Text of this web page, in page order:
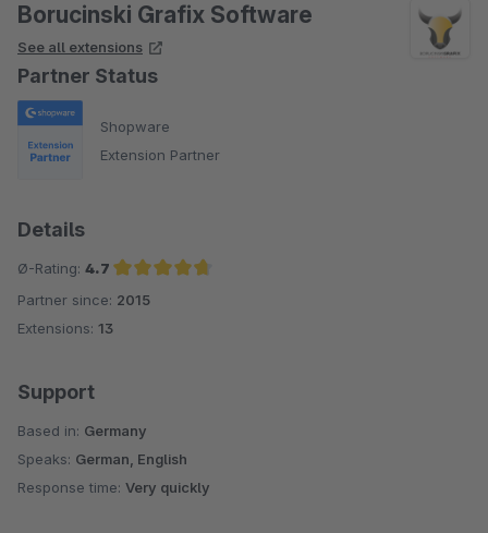
Borucinski Grafix Software
See all extensions
Partner Status
Shopware
Extension Partner
Details
Ø-Rating: 4.7
Average rating of 4.7 out of 5 stars
Partner since: 2015
Extensions: 13
Support
Based in: Germany
Speaks: German, English
Response time: Very quickly